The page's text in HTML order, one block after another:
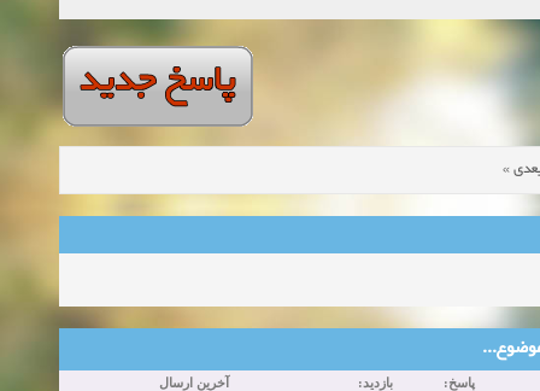
»
پاسخ: بازدید: آخرین ارسال